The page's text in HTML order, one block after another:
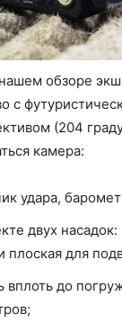
обзоре
с
(204
камера:
удара,
двух
для
вплоть до